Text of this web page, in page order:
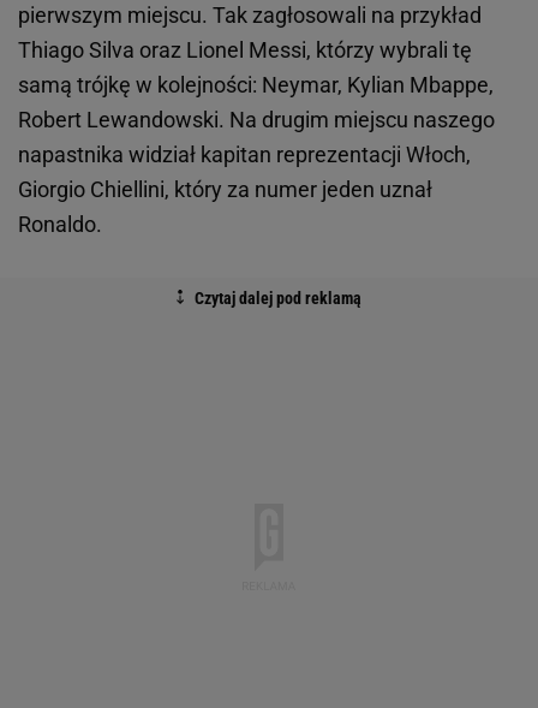
pierwszym miejscu. Tak zagłosowali na przykład
Thiago Silva oraz Lionel Messi, którzy wybrali tę
samą trójkę w kolejności: Neymar, Kylian Mbappe,
Robert Lewandowski. Na drugim miejscu naszego
napastnika widział kapitan reprezentacji Włoch,
Giorgio Chiellini, który za numer jeden uznał
Ronaldo.